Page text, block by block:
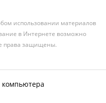
использовании материалов
в Интернете возможно
права защищены.
компьютера